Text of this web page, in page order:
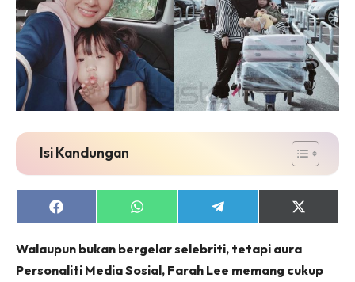
Isi Kandungan
Share
on
Share
on
Share
on
Share
on
(Twitter)
Walaupun bukan bergelar selebriti, tetapi aura
Personaliti Media Sosial, Farah Lee memang cukup